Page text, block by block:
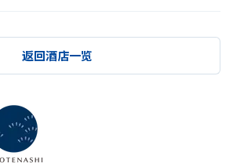
返回酒店一览